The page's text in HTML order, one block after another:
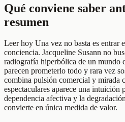
Qué conviene saber
resumen
Leer hoy Una vez no basta es entrar
conciencia. Jacqueline Susann no
radiografía hiperbólica de un mundo
parecen prometerlo todo y rara vez
combina pulsión comercial y mirada
espectaculares aparece una intuición
dependencia afectiva y la
convierte en única medida de valor.